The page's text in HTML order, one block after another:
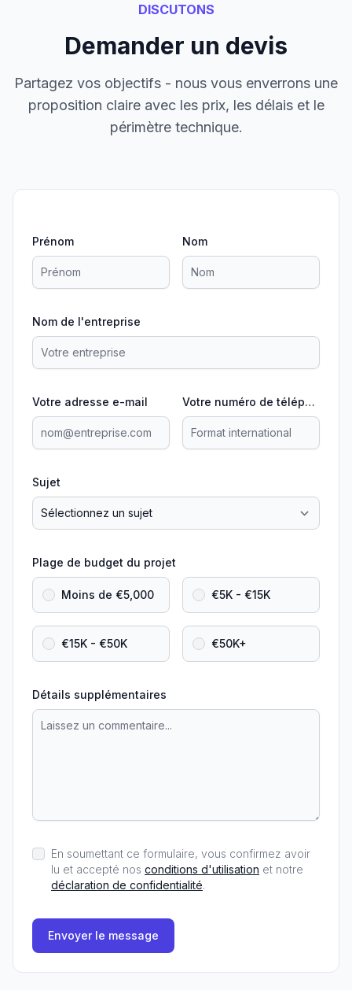
DISCUTONS
Demander un devis
Partagez vos objectifs - nous vous enverrons une
proposition claire avec les prix, les délais et le
périmètre technique.
Prénom Nom
Nom de l'entreprise
Votre adresse e-mail Votre numéro de téléphone
Sujet
Plage de budget du projet
Moins de €5,000 €5K - €15K
€15K - €50K €50K+
Détails supplémentaires
En soumettant ce formulaire, vous confirmez avoir
lu et accepté nos conditions d'utilisation et notre
déclaration de confidentialité.
Envoyer le message